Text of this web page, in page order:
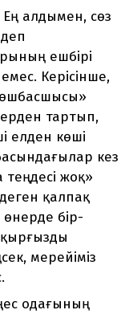
алдымен, сөз
ешбірі
Керісінше,
тартып,
елден көші
кез
жоқ»
қалпақ
өнерде бір-
мерейіміз
одағының